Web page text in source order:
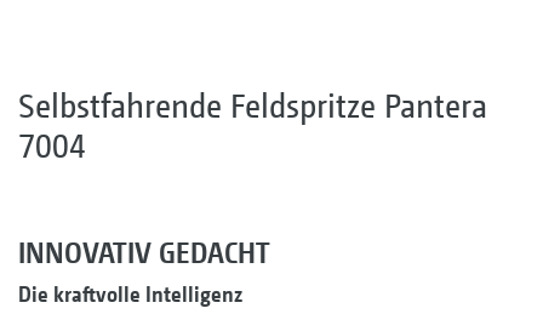
Selbstfahrende Feldspritze Pantera
7004
INNOVATIV GEDACHT
Die kraftvolle Intelligenz